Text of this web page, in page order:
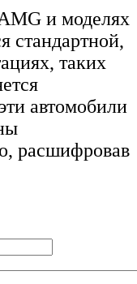
и моделях
стандартной,
таких
автомобили
расшифровав